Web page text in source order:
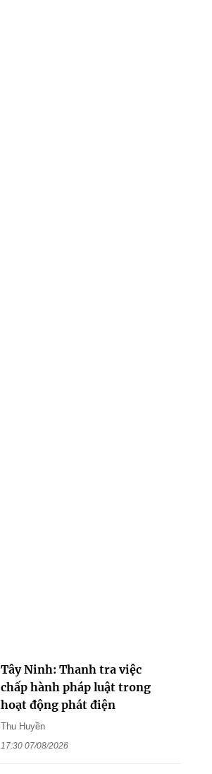
Tây Ninh: Thanh tra việc
chấp hành pháp luật trong
hoạt động phát điện
Thu Huyền
17:30 07/08/2026